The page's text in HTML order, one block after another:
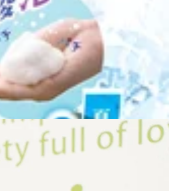
ませ。また、西新井トスカでは8/10から
来店下さい！ 西新井トスカ店平日 10：